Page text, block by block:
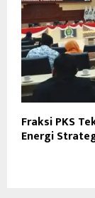
Fraksi PKS
Energi